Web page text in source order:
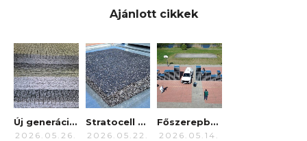
Ajánlott cikkek
Új generáció a hangelnyelésben: Bemutatkozik a Stratocell Whisper NBO
2026.05.26.
Stratocell Whisper
2026.05.22.
Főszerepben: a NoiseBuster
2026.05.14.